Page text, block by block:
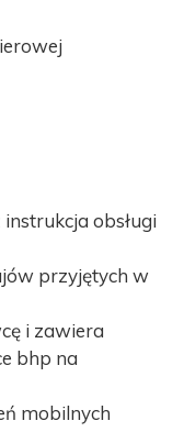
obsługi
przyjętych w
i zawiera
bhp na
mobilnych